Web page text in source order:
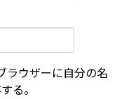
ラウザーに自分の名
る。